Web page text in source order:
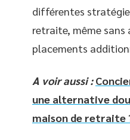
différentes
retraite, même sans
placements
A voir aussi :
une alternative
maison de retraite